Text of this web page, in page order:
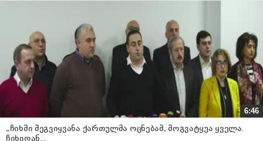
6:46
„ჩიხში შეგვიყვანა ქართულმა ოცნებამ, მოგვატყუა ყველა.
ჩიხიდან...